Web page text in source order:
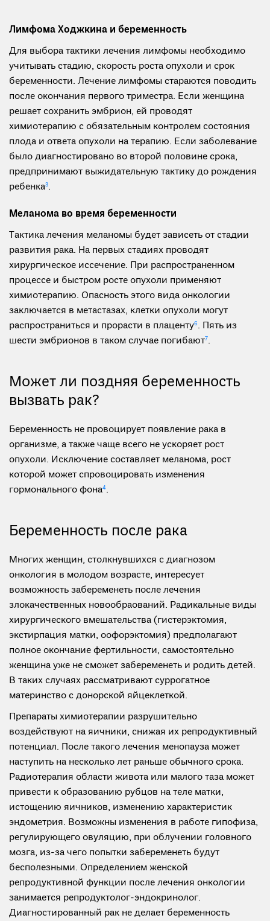
Лимфома Ходжкина и беременность
Для выбора тактики лечения лимфомы необходимо
учитывать стадию, скорость роста опухоли и срок
беременности. Лечение лимфомы стараются поводить
после окончания первого триместра. Если женщина
решает сохранить эмбрион, ей проводят
химиотерапию с обязательным контролем состояния
плода и ответа опухоли на терапию. Если заболевание
было диагностировано во второй половине срока,
предпринимают выжидательную тактику до рождения
ребенка3.
Меланома во время беременности
Тактика лечения меланомы будет зависеть от стадии
развития рака. На первых стадиях проводят
хирургическое иссечение. При распространенном
процессе и быстром росте опухоли применяют
химиотерапию. Опасность этого вида онкологии
заключается в метастазах, клетки опухоли могут
распространиться и прорасти в плаценту6. Пять из
шести эмбрионов в таком случае погибают7.
Может ли поздняя беременность
вызвать рак?
Беременность не провоцирует появление рака в
организме, а также чаще всего не ускоряет рост
опухоли. Исключение составляет меланома, рост
которой может спровоцировать изменения
гормонального фона4.
Беременность после рака
Многих женщин, столкнувшихся с диагнозом
онкология в молодом возрасте, интересует
возможность забеременеть после лечения
злокачественных новообраований. Радикальные виды
хирургического вмешательства (гистерэктомия,
экстирпация матки, оофорэктомия) предполагают
полное окончание фертильности, самостоятельно
женщина уже не сможет забеременеть и родить детей.
В таких случаях рассматривают суррогатное
материнство с донорской яйцеклеткой.
Препараты химиотерапии разрушительно
воздействуют на яичники, снижая их репродуктивный
потенциал. После такого лечения менопауза может
наступить на несколько лет раньше обычного срока.
Радиотерапия области живота или малого таза может
привести к образованию рубцов на теле матки,
истощению яичников, изменению характеристик
эндометрия. Возможны изменения в работе гипофиза,
регулирующего овуляцию, при облучении головного
мозга, из-за чего попытки забеременеть будут
бесполезными. Определением женской
репродуктивной функции после лечения онкологии
занимается репродуктолог-эндокринолог.
Диагностированный рак не делает беременность